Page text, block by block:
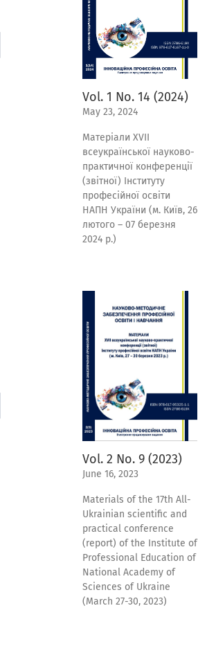
Vol. 1 No. 14 (2024)
May 23, 2024
Матеріали ХVІІ
всеукраїнської науково-
практичної конференції
(звітної) Інституту
професійної освіти
НАПН України (м. Київ, 26
лютого – 07 березня
2024 р.)
Vol. 2 No. 9 (2023)
June 16, 2023
Materials of the 17th All-
Ukrainian scientific and
practical conference
(report) of the Institute of
Professional Education of
National Academy of
Sciences of Ukraine
(March 27-30, 2023)